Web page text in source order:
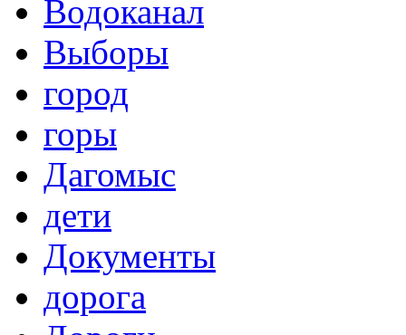
Водоканал
Выборы
город
горы
Дагомыс
дети
Документы
дорога